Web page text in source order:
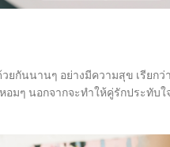
ยกันนานๆ อย่างมีความสุข เรียกว่
มๆ นอกจากจะทำให้คู่รักประทับใ